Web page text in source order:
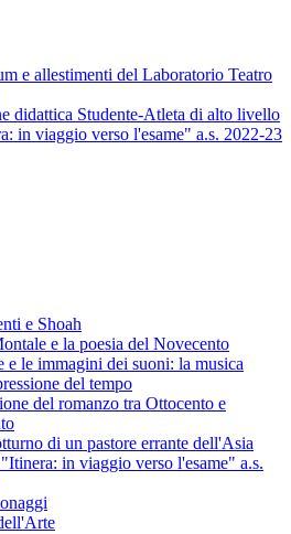
e allestimenti del Laboratorio Teatro
didattica Studente-Atleta di alto livello
in viaggio verso l'esame" a.s. 2022-23
e Shoah
e la poesia del Novecento
e le immagini dei suoni: la musica
del tempo
del romanzo tra Ottocento e
di un pastore errante dell'Asia
in viaggio verso l'esame" a.s.